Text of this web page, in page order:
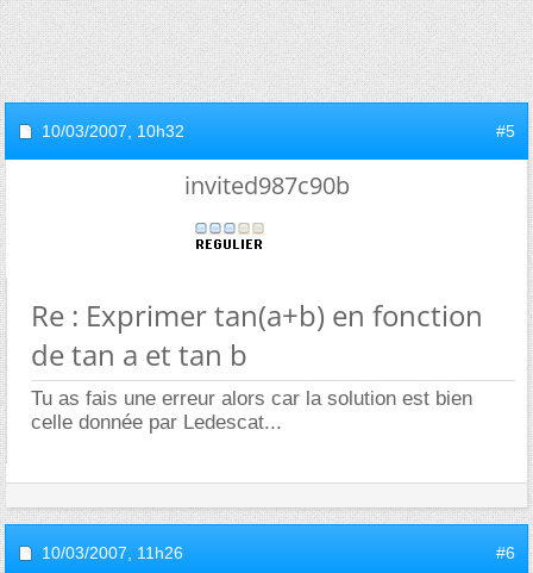
10/03/2007, 10h32 #5
invited987c90b
Re : Exprimer tan(a+b) en fonction
de tan a et tan b
Tu as fais une erreur alors car la solution est bien
celle donnée par Ledescat...
10/03/2007, 11h26 #6